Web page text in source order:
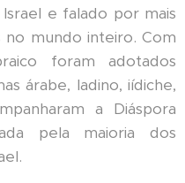
e falado por mais
mundo inteiro. Com
foram adotados
árabe, ladino, iídiche,
a Diáspora
pela maioria dos